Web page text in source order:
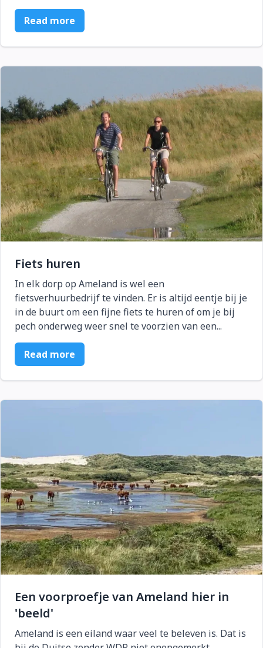
Read more
Fiets huren
In elk dorp op Ameland is wel een
fietsverhuurbedrijf te vinden. Er is altijd eentje bij je
in de buurt om een fijne fiets te huren of om je bij
pech onderweg weer snel te voorzien van een...
Read more
Een voorproefje van Ameland hier in
'beeld'
Ameland is een eiland waar veel te beleven is. Dat is